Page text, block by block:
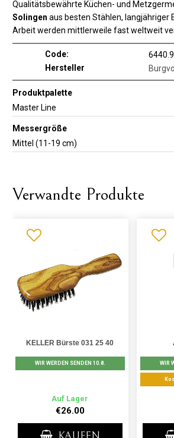
Qualitätsbewährte Küchen- und
Solingen aus besten Stählen, langjähriger
Arbeit werden mittlerweile fast weltweit
Code:
Hersteller
Produktpalette
Master Line
Messergröße
Mittel (11-19 cm)
Verwandte Produkte
KELLER Bürste 031 25 40
WIR WERDEN SENDEN 10.8.
Auf Lager
€26.00
WIR